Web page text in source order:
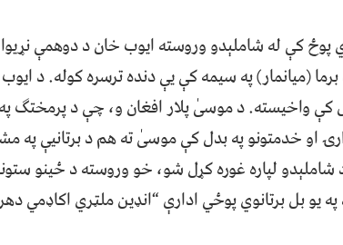
کې له شاملېدو وروسته ایوب خان د دوهمې
(میانمار) په سیمه کې یې دنده ترسره کوله. د
او خدمتونو په بدل کې موسیٰ ته هم د برتانیې په
لپاره غوره کړل شو، خو وروسته د ځینو
یو بل برتانوي پوځي ادارې “انډین ملټري اکاډمي